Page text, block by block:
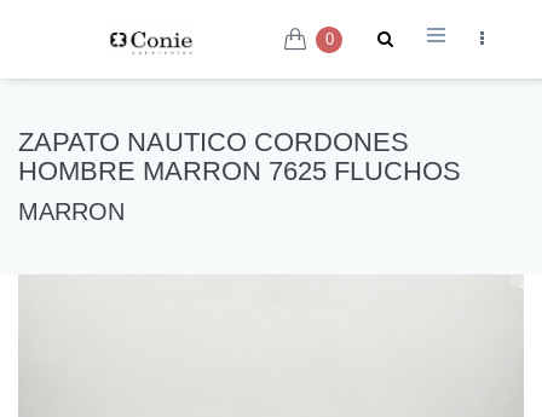
0
ZAPATO NAUTICO CORDONES
HOMBRE MARRON 7625 FLUCHOS
MARRON